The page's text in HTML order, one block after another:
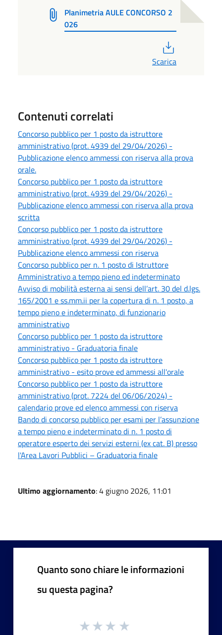
Planimetria AULE CONCORSO 2
026
Scarica
Contenuti correlati
Concorso pubblico per 1 posto da istruttore
amministrativo (prot. 4939 del 29/04/2026) -
Pubblicazione elenco ammessi con riserva alla prova
orale.
Concorso pubblico per 1 posto da istruttore
amministrativo (prot. 4939 del 29/04/2026) -
Pubblicazione elenco ammessi con riserva alla prova
scritta
Concorso pubblico per 1 posto da istruttore
amministrativo (prot. 4939 del 29/04/2026) -
Pubblicazione elenco ammessi con riserva
Concorso pubblico per n. 1 posto di Istruttore
Amministrativo a tempo pieno ed indeterminato
Avviso di mobilità esterna ai sensi dell’art. 30 del d.lgs.
165/2001 e ss.mm.ii per la copertura di n. 1 posto, a
tempo pieno e indeterminato, di funzionario
amministrativo
Concorso pubblico per 1 posto da istruttore
amministrativo - Graduatoria finale
Concorso pubblico per 1 posto da istruttore
amministrativo - esito prove ed ammessi all'orale
Concorso pubblico per 1 posto da istruttore
amministrativo (prot. 7224 del 06/06/2024) -
calendario prove ed elenco ammessi con riserva
Bando di concorso pubblico per esami per l’assunzione
a tempo pieno e indeterminato di n. 1 posto di
operatore esperto dei servizi esterni (ex cat. B) presso
l'Area Lavori Pubblici – Graduatoria finale
Ultimo aggiornamento: 4 giugno 2026, 11:01
Quanto sono chiare le informazioni
su questa pagina?